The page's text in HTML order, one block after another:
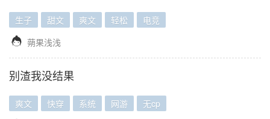
生子 甜文 爽文 轻松 电竞
 蒴果浅浅
别渣我没结果
爽文 快穿 系统 网游 无cp